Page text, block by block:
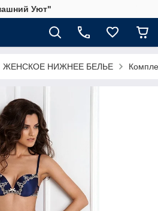
Уют"
ЖЕНСКОЕ НИЖНЕЕ БЕЛЬЕ